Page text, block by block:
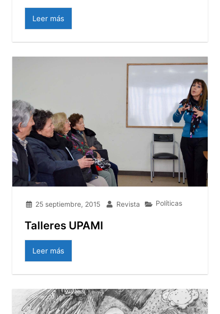
Leer más
25 septiembre, 2015 Revista Políticas
Talleres UPAMI
Leer más